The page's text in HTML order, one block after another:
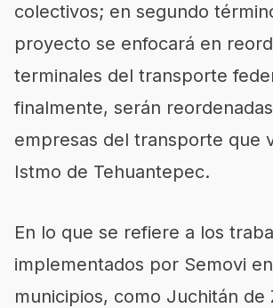
colectivos; en segundo
proyecto se enfocará en
terminales del transporte
finalmente, serán
empresas del transporte que
Istmo de Tehuantepec.
En lo que se refiere a los
implementados por Semovi
municipios, como Juchitán de